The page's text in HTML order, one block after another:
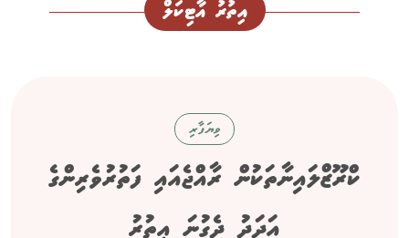
އިތުރު އާޓިކަލް
ވިޔަފާރި
ކްރޫޒްލައިނާތަކުން ރާއްޖެއައި ފަތުރުވެރިންގެ
އަދަދު ދެގުނަ އިތުރު